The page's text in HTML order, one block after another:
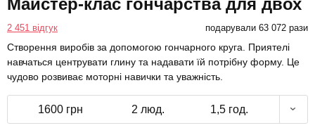
Майстер-клас гончарства для двох
2 451 відгук подарували 63 072 рази
Створення виробів за допомогою гончарного круга. Приятелі
навчаться центрувати глину та надавати їй потрібну форму. Це
чудово розвиває моторні навички та уважність.
1600 грн 2 люд. 1,5 год.